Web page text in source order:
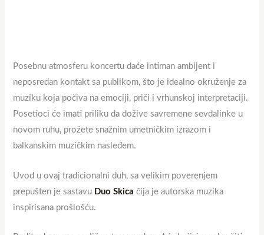
Posebnu atmosferu koncertu daće intiman ambijent i
neposredan kontakt sa publikom, što je idealno okruženje za
muziku koja počiva na emociji, priči i vrhunskoj interpretaciji.
Posetioci će imati priliku da dožive savremene sevdalinke u
novom ruhu, prožete snažnim umetničkim izrazom i
balkanskim muzičkim nasleđem.
Uvod u ovaj tradicionalni duh, sa velikim poverenjem
prepušten je sastavu Duo Skica čija je autorska muzika
inspirisana prošlošću.